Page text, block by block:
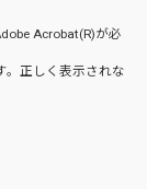
Acrobat(R)が必
。正しく表示されな